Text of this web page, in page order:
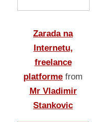
Zarada na
Internetu,
freelance
platforme from
Mr Vladimir
Stankovic